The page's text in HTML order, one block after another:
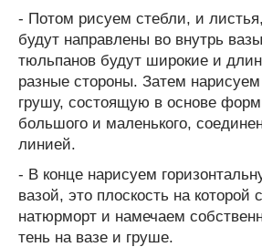
- Потом рисуем стебли, и
будут направлены во внутрь
тюльпанов будут широкие и
разные стороны. Затем
грушу, состоящую в основе
большого и маленького,
линией.
- В конце нарисуем
вазой, это плоскость на которой
натюрморт и намечаем
тень на вазе и груше.